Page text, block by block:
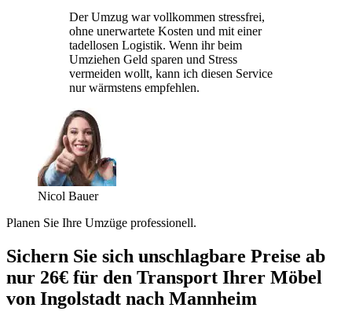
Der Umzug war vollkommen stressfrei,
ohne unerwartete Kosten und mit einer
tadellosen Logistik. Wenn ihr beim
Umziehen Geld sparen und Stress
vermeiden wollt, kann ich diesen Service
nur wärmstens empfehlen.
Nicol Bauer
Planen Sie Ihre Umzüge professionell.
Sichern Sie sich unschlagbare Preise ab
nur 26€ für den Transport Ihrer Möbel
von Ingolstadt nach Mannheim